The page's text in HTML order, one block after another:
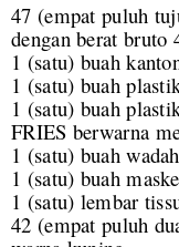
47 (empat puluh
dengan berat bruto
1 (satu) buah
1 (satu) buah
1 (satu) buah
FRIES berwarna
1 (satu) buah
1 (satu) buah
1 (satu) lembar
42 (empat puluh